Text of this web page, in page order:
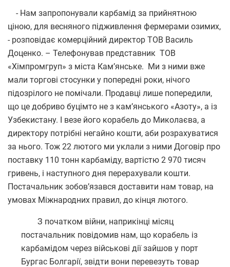
- Нам запропонували карбамід за прийнятною
ціною, для весняного підживлення фермерами озимих,
- розповідає комерційний директор ТОВ Василь
Доценко. – Телефонував представник ТОВ
«Хімпромгруп» з міста Кам’янське. Ми з ними вже
мали торгові стосунки у попередні роки, нічого
підозрілого не помічали. Продавці лише попередили,
що це добриво буцімто не з кам’янського «Азоту», а із
Узбекистану. І везе його корабель до Миколаєва, а
директору потрібні негайно кошти, аби розрахуватися
за нього. Тож 22 лютого ми уклали з ними Договір про
поставку 110 тонн карбаміду, вартістю 2 970 тисяч
гривень, і наступного дня перерахували кошти.
Постачальник зобов’язався доставити нам товар, на
умовах Міжнародних правил, до кінця лютого.
З початком війни, наприкінці місяц
постачальник повідомив нам, що корабель із
карбамідом через військові дії зайшов у порт
Бургас Болгарії, звідти вони перевезуть товар